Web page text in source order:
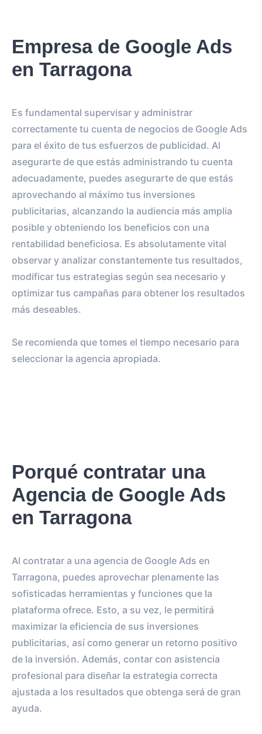
Empresa de Google Ads
en Tarragona
Es fundamental supervisar y administrar
correctamente tu cuenta de negocios de Google Ads
para el éxito de tus esfuerzos de publicidad. Al
asegurarte de que estás administrando tu cuenta
adecuadamente, puedes asegurarte de que estás
aprovechando al máximo tus inversiones
publicitarias, alcanzando la audiencia más amplia
posible y obteniendo los beneficios con una
rentabilidad beneficiosa. Es absolutamente vital
observar y analizar constantemente tus resultados,
modificar tus estrategias según sea necesario y
optimizar tus campañas para obtener los resultados
más deseables.
Se recomienda que tomes el tiempo necesario para
seleccionar la agencia apropiada.
Porqué contratar una
Agencia de Google Ads
en Tarragona
Al contratar a una agencia de Google Ads en
Tarragona, puedes aprovechar plenamente las
sofisticadas herramientas y funciones que la
plataforma ofrece. Esto, a su vez, le permitirá
maximizar la eficiencia de sus inversiones
publicitarias, así como generar un retorno positivo
de la inversión. Además, contar con asistencia
profesional para diseñar la estrategia correcta
ajustada a los resultados que obtenga será de gran
ayuda.